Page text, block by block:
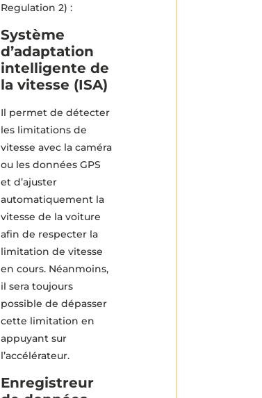
Regulation 2) :
Système
d’adaptation
intelligente de
la vitesse (ISA)
Il permet de détecter
les limitations de
vitesse avec la caméra
ou les données GPS
et d’ajuster
automatiquement la
vitesse de la voiture
afin de respecter la
limitation de vitesse
en cours. Néanmoins,
il sera toujours
possible de dépasser
cette limitation en
appuyant sur
l’accélérateur.
Enregistreur